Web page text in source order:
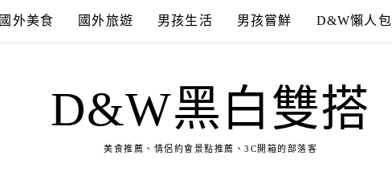
國外美食 國外旅遊 男孩生活 男孩嘗鮮 D&W懶人包
D&W黑白雙搭
美食推薦、情侶約會景點推薦、3C開箱的部落客